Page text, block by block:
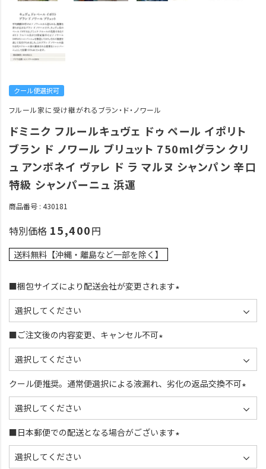
クール便選択可
フルール家に受け継がれるブラン・ド・ノワール
ドミニク フルールキュヴェ ドゥ ペール イポリト
ブラン ド ノワール ブリュット 750mlグラン クリ
ュ アンボネイ ヴァレ ド ラ マルヌ シャンパン 辛口
特級 シャンパーニュ 浜運
商品番号 430181
特別価格 15,400
送料無料【沖縄・離島など一部を除く】
■梱包サイズにより配送会社が変更されます
)
■ご注文後の内容変更、キャンセル不可
)
クール便推奨。通常便選択による液漏れ、劣化の返品交換不可
)
■日本郵便での配送となる場合がございます